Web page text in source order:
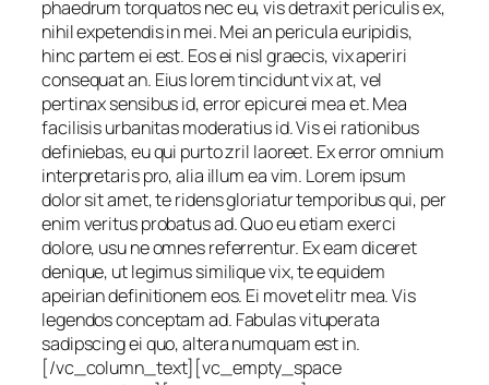
phaedrum torquatos nec eu, vis detraxit periculis ex,
nihil expetendis in mei. Mei an pericula euripidis,
hinc partem ei est. Eos ei nisl graecis, vix aperiri
consequat an. Eius lorem tincidunt vix at, vel
pertinax sensibus id, error epicurei mea et. Mea
facilisis urbanitas moderatius id. Vis ei rationibus
definiebas, eu qui purto zril laoreet. Ex error omnium
interpretaris pro, alia illum ea vim. Lorem ipsum
dolor sit amet, te ridens gloriatur temporibus qui, per
enim veritus probatus ad. Quo eu etiam exerci
dolore, usu ne omnes referrentur. Ex eam diceret
denique, ut legimus similique vix, te equidem
apeirian definitionem eos. Ei movet elitr mea. Vis
legendos conceptam ad. Fabulas vituperata
sadipscing ei quo, altera numquam est in.
[/vc_column_text][vc_empty_space